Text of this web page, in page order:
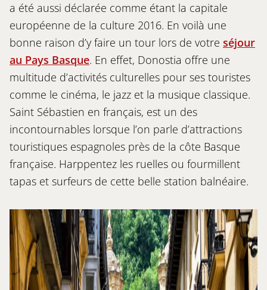
a été aussi déclarée comme étant la capitale
européenne de la culture 2016. En voilà une
bonne raison d’y faire un tour lors de votre séjour
au Pays Basque. En effet, Donostia offre une
multitude d’activités culturelles pour ses touristes
comme le cinéma, le jazz et la musique classique.
Saint Sébastien en français, est un des
incontournables lorsque l’on parle d’attractions
touristiques espagnoles près de la côte Basque
française. Harppentez les ruelles ou fourmillent
tapas et surfeurs de cette belle station balnéaire.